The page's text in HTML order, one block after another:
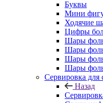
Буквы
Мини
Ходячие
Цифры
Шары
Шары
Шары
Шары
Сервировка для
Назад